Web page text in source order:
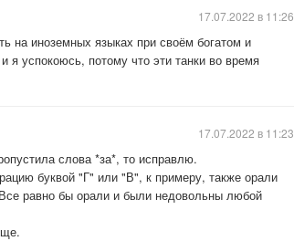
на иноземных языках при своём богатом и
успокоюсь, потому что эти танки во время
17.07.2022 в 11:26
слова *за*, то исправлю.
буквой "Г" или "В", к примеру, также орали
равно бы орали и были недовольны любой
17.07.2022 в 11:23